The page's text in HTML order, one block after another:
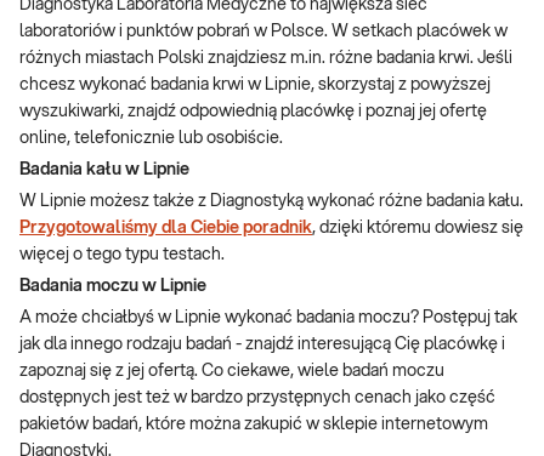
Diagnostyka Laboratoria Medyczne to największa sieć
laboratoriów i punktów pobrań w Polsce. W setkach placówek w
różnych miastach Polski znajdziesz m.in. różne badania krwi. Jeśli
chcesz wykonać badania krwi w Lipnie, skorzystaj z powyższej
wyszukiwarki, znajdź odpowiednią placówkę i poznaj jej ofertę
online, telefonicznie lub osobiście.
Badania kału w Lipnie
W Lipnie możesz także z Diagnostyką wykonać różne badania kału.
Przygotowaliśmy dla Ciebie poradnik, dzięki któremu dowiesz się
więcej o tego typu testach.
Badania moczu w Lipnie
A może chciałbyś w Lipnie wykonać badania moczu? Postępuj tak
jak dla innego rodzaju badań - znajdź interesującą Cię placówkę i
zapoznaj się z jej ofertą. Co ciekawe, wiele badań moczu
dostępnych jest też w bardzo przystępnych cenach jako część
pakietów badań, które można zakupić w sklepie internetowym
Diagnostyki.